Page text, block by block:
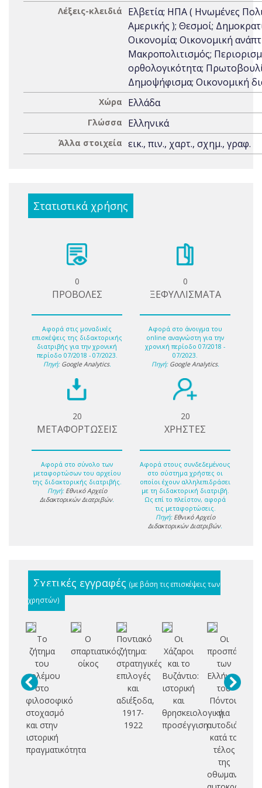
Λέξεις-κλειδιά
Ελβετία; ΗΠΑ ( Ηνωμένες
Αμερικής ); Θεσμοί;
Οικονομία; Οικονομική
Μακροπολιτισμός;
ορθολογικότητα;
Δημοψήφισμα; Οικονομική
Χώρα Ελλάδα
Γλώσσα Ελληνικά
Άλλα στοιχεία εικ., πιν., χαρτ., σχημ., γραφ.
Στατιστικά χρήσης
0
ΠΡΟΒΟΛΕΣ
Αφορά στις μοναδικές
επισκέψεις της διδακτορικής
διατριβής για την χρονική
περίοδο 07/2018 - 07/2023.
Πηγή: Google Analytics.
0
ΞΕΦΥΛΛΙΣΜΑΤΑ
Αφορά στο άνοιγμα του
online αναγνώστη για την
χρονική περίοδο 07/2018 -
07/2023.
Πηγή: Google Analytics.
20
ΜΕΤΑΦΟΡΤΩΣΕΙΣ
Αφορά στο σύνολο των
μεταφορτώσων του αρχείου
της διδακτορικής διατριβής.
Πηγή: Εθνικό Αρχείο
Διδακτορικών Διατριβών.
20
ΧΡΗΣΤΕΣ
Αφορά στους συνδεδεμένους
στο σύστημα χρήστες οι
οποίοι έχουν αλληλεπιδράσει
με τη διδακτορική διατριβή.
Ως επί το πλείστον, αφορά
τις μεταφορτώσεις.
Πηγή: Εθνικό Αρχείο
Διδακτορικών Διατριβών.
Σχετικές εγγραφές (με βάση τις επισκέψεις των
χρηστών)
Το
ζήτημα
του
πολέμου
στο
φιλοσοφικό
στοχασμό
και στην
ιστορική
πραγματικότητα
Ο
σπαρτιατικός
οίκος
Ποντιακό
ζήτημα:
στρατηγικές
επιλογές
και
αδιέξοδα,
1917-
1922
Οι
Χάζαροι
και το
Βυζάντιο:
ιστορική
και
θρησκειολογική
προσέγγιση
Οι
προσπάθειες
των
Ελλήνων
του
Πόντου
για
αυτοδιάθεση
κατά το
τέλος
της
οθωμανικής